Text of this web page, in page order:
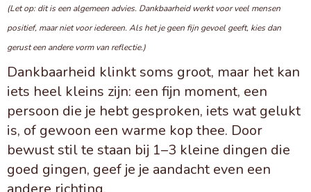
(Let op: dit is een algemeen advies. Dankbaarheid werkt voor veel mensen
positief, maar niet voor iedereen. Als het je geen fijn gevoel geeft, kies dan
gerust een andere vorm van reflectie.)
Dankbaarheid klinkt soms groot, maar het kan
iets heel kleins zijn: een fijn moment, een
persoon die je hebt gesproken, iets wat gelukt
is, of gewoon een warme kop thee. Door
bewust stil te staan bij 1–3 kleine dingen die
goed gingen, geef je je aandacht even een